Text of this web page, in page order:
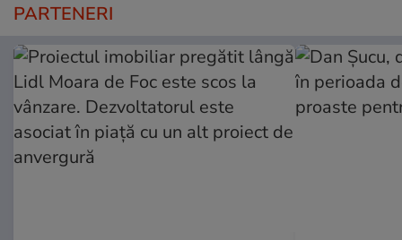
PARTENERI